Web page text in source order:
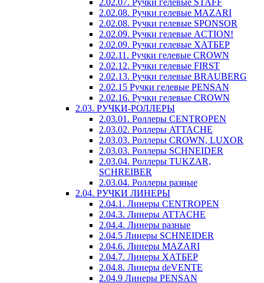
2.02.08. Ручки гелевые MAZARI
2.02.08. Ручки гелевые SPONSOR
2.02.09. Ручки гелевые ACTION!
2.02.09. Ручки гелевые ХАТБЕР
2.02.11. Ручки гелевые CROWN
2.02.12. Ручки гелевые FIRST
2.02.13. Ручки гелевые BRAUBERG
2.02.15 Ручки гелевые PENSAN
2.02.16. Ручки гелевые CROWN
2.03. РУЧКИ-РОЛЛЕРЫ
2.03.01. Роллеры CENTROPEN
2.03.02. Роллеры ATTACHE
2.03.03. Роллеры CROWN, LUXOR
2.03.03. Роллеры SCHNEIDER
2.03.04. Роллеры TUKZAR,
SCHREIBER
2.03.04. Роллеры разные
2.04. РУЧКИ ЛИНЕРЫ
2.04.1. Линеры CENTROPEN
2.04.3. Линеры ATTACHE
2.04.4. Линеры разные
2.04.5 Линеры SCHNEIDER
2.04.6. Линеры MAZARI
2.04.7. Линеры ХАТБЕР
2.04.8. Линеры deVENTE
2.04.9 Линеры PENSAN